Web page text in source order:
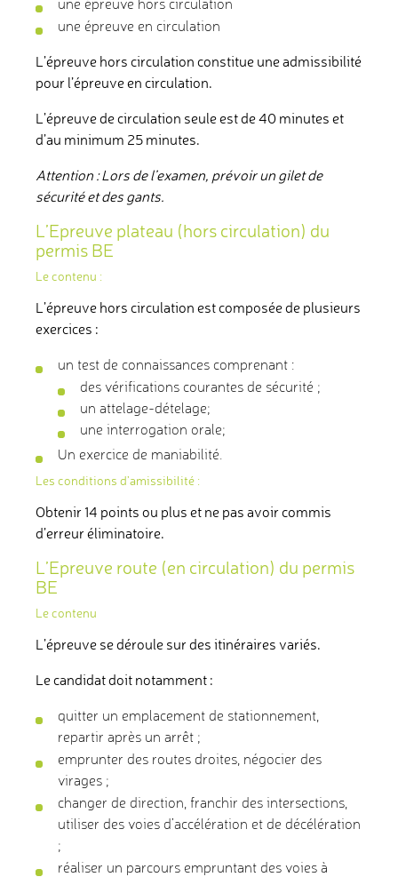
une épreuve hors circulation
une épreuve en circulation
L’épreuve hors circulation constitue une admissibilité
pour l’épreuve en circulation.
L’épreuve de circulation seule est de 40 minutes et
d’au minimum 25 minutes.
Attention : Lors de l’examen, prévoir un gilet de
sécurité et des gants.
L’Epreuve plateau (hors circulation) du
permis BE
Le contenu :
L’épreuve hors circulation est composée de plusieurs
exercices :
un test de connaissances comprenant :
des vérifications courantes de sécurité ;
un attelage-dételage;
une interrogation orale;
Un exercice de maniabilité.
Les conditions d’amissibilité :
Obtenir 14 points ou plus et ne pas avoir commis
d’erreur éliminatoire.
L’Epreuve route (en circulation) du permis
BE
Le contenu
L’épreuve se déroule sur des itinéraires variés.
Le candidat doit notamment :
quitter un emplacement de stationnement,
repartir après un arrêt ;
emprunter des routes droites, négocier des
virages ;
changer de direction, franchir des intersections,
utiliser des voies d’accélération et de décélération
;
réaliser un parcours empruntant des voies à